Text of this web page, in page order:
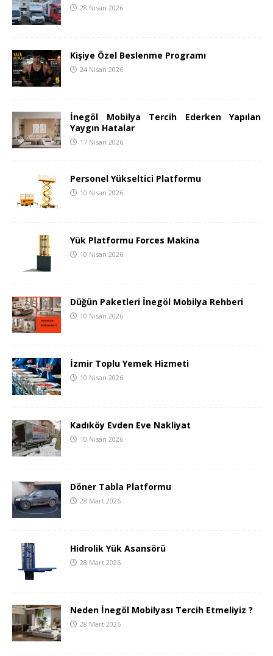
28 Nisan 2026
Kişiye Özel Beslenme Programı
24 Nisan 2026
İnegöl Mobilya Tercih Ederken Yapılan
Yaygın Hatalar
17 Nisan 2026
Personel Yükseltici Platformu
10 Nisan 2026
Yük Platformu Forces Makina
10 Nisan 2026
Düğün Paketleri İnegöl Mobilya Rehberi
10 Nisan 2026
İzmir Toplu Yemek Hizmeti
10 Nisan 2026
Kadıköy Evden Eve Nakliyat
10 Nisan 2026
Döner Tabla Platformu
28 Mart 2026
Hidrolik Yük Asansörü
28 Mart 2026
Neden İnegöl Mobilyası Tercih Etmeliyiz ?
28 Mart 2026